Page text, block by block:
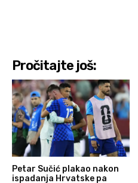
Pročitajte još:
Petar Sučić plakao nakon
ispadanja Hrvatske pa